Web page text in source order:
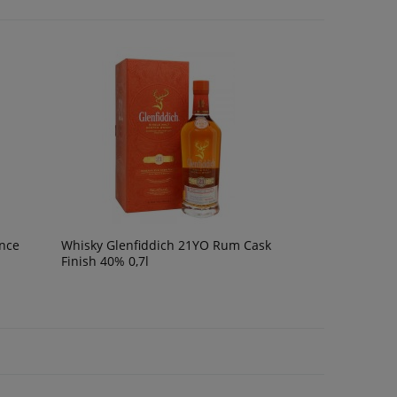
Whisky Glenfiddich 21YO Rum Cask
Finish 40% 0,7l